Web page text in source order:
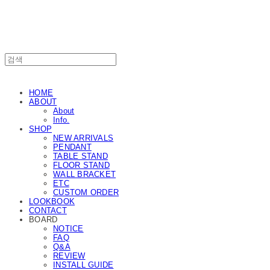
HOME
ABOUT
About
Info.
SHOP
NEW ARRIVALS
PENDANT
TABLE STAND
FLOOR STAND
WALL BRACKET
ETC
CUSTOM ORDER
LOOKBOOK
CONTACT
BOARD
NOTICE
FAQ
Q&A
REVIEW
INSTALL GUIDE